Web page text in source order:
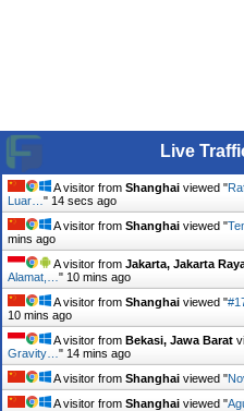
Live
A visitor from Shanghai viewed "
Luar… " 15 secs ago
A visitor from Shanghai viewed "
mins ago
A visitor from Jakarta, Jakarta
Alamat,… " 10 mins ago
A visitor from Shanghai viewed "
10 mins ago
A visitor from Bekasi, Jawa Barat
Gravity… " 14 mins ago
A visitor from Shanghai viewed "
A visitor from Shanghai viewed "